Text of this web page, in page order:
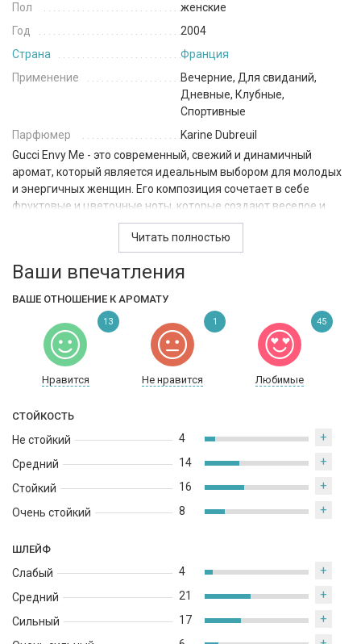
Пол
женские
Год
2004
Страна
Франция
Применение
Вечерние, Для свиданий,
Дневные, Клубные,
Спортивные
Парфюмер
Karine Dubreuil
Gucci Envy Me - это современный, свежий и динамичный
аромат, который является идеальным выбором для молодых
и энергичных женщин. Его композиция сочетает в себе
фруктовые и цветочные ноты, которые создают веселое и
притягательное настроение.
Верхние ноты заполняют пространство свежестью и
легкостью благодаря сочетанию ананаса, жасмина, манго,
поддержке чая, граната, ли́чи и розы, которые добавляют
нежности и элегантности аромату. Наконец, базовые ноты из
бобов тонка, мускуса, сандалового дерева, табака и тикового
дерева создают окончательный штрих, который придает
для любой ситуации. Это идеальный выбор для дневных
прогулок, офисных встреч, танцев в клубах и романтических
описывает его как "интересное и динамичное сочетание нот,
которое подчеркивает индивидуальность и уникальность
Читать полностью
Ваши впечатления
ВАШЕ ОТНОШЕНИЕ К АРОМАТУ
Нравится Не нравится Любимые
13 1 45
СТОЙКОСТЬ
Не стойкий
Средний
Стойкий
Очень стойкий
4 +
14 +
16 +
8 +
ШЛЕЙФ
Слабый
Средний
Сильный
4 +
21 +
17 +